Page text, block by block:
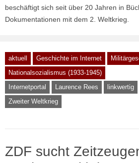
beschäftigt sich seit über 20 Jahren in
Dokumentationen mit dem 2. Weltkrieg.
aktuell Geschichte im Internet
Nationalsozialismus (1933-1945)
Internetportal
Laurence Rees linkwertig
Zweiter Weltkrieg
ZDF sucht